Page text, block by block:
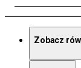
Zobacz